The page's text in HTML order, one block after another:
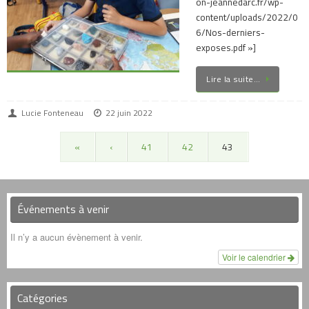
content/uploads/2022/0
6/Nos-derniers-
exposes.pdf »]
Lire la suite…
Lucie Fonteneau 22 juin 2022
« ‹ 41 42 43
Événements à venir
Il n’y a aucun évènement à venir.
Voir le calendrier
Catégories